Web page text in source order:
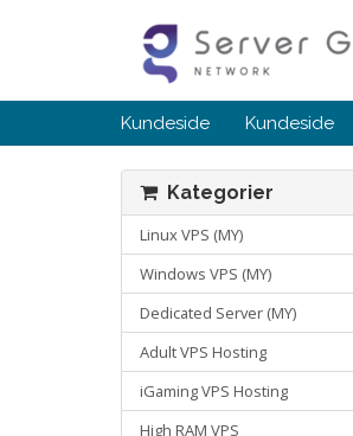
Kundeside Kundeside
Kategorier
Linux VPS (MY)
Windows VPS (MY)
Dedicated Server (MY)
Adult VPS Hosting
iGaming VPS Hosting
High RAM VPS